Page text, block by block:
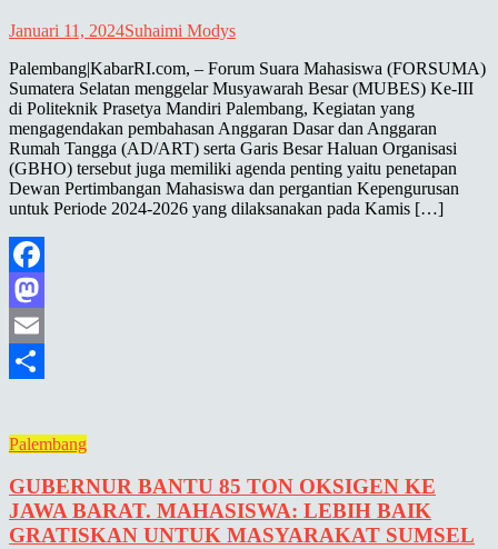
Januari 11, 2024Suhaimi Modys
Palembang|KabarRI.com, – Forum Suara Mahasiswa (FORSUMA)
Sumatera Selatan menggelar Musyawarah Besar (MUBES) Ke-III
di Politeknik Prasetya Mandiri Palembang, Kegiatan yang
mengagendakan pembahasan Anggaran Dasar dan Anggaran
Rumah Tangga (AD/ART) serta Garis Besar Haluan Organisasi
(GBHO) tersebut juga memiliki agenda penting yaitu penetapan
Dewan Pertimbangan Mahasiswa dan pergantian Kepengurusan
untuk Periode 2024-2026 yang dilaksanakan pada Kamis […]
Facebook
Mastodon
Email
Palembang
GUBERNUR BANTU 85 TON OKSIGEN KE
JAWA BARAT. MAHASISWA: LEBIH BAIK
GRATISKAN UNTUK MASYARAKAT SUMSEL